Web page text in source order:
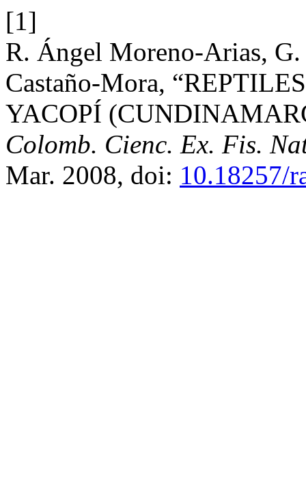
[1]
R. Ángel Moreno-Arias,
Castaño-Mora,
YACOPÍ
Colomb. Cienc. Ex. Fis.
Mar. 2008, doi: 10.18257/